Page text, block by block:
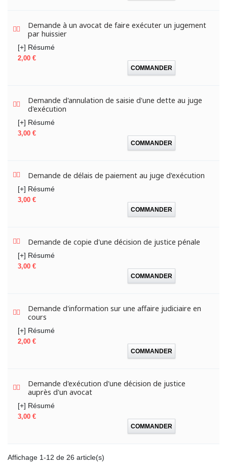
Demande à un avocat de faire exécuter un jugement
par huissier
[+] Résumé
Prix
2,00 €
COMMANDER
Demande d'annulation de saisie d'une dette au juge
d'exécution
[+] Résumé
Prix
3,00 €
COMMANDER
Demande de délais de paiement au juge d'exécution
[+] Résumé
Prix
3,00 €
COMMANDER
Demande de copie d'une décision de justice pénale
[+] Résumé
Prix
3,00 €
COMMANDER
Demande d'information sur une affaire judiciaire en
cours
[+] Résumé
Prix
2,00 €
COMMANDER
Demande d'exécution d'une décision de justice
auprès d'un avocat
[+] Résumé
Prix
3,00 €
COMMANDER
Affichage 1-12 de 26 article(s)